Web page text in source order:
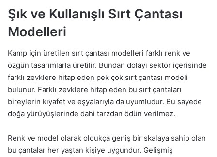
Şık ve Kullanışlı Sırt Çantası
Modelleri
Kamp için üretilen sırt çantası modelleri farklı renk ve
özgün tasarımlarla üretilir. Bundan dolayı sektör içerisinde
farklı zevklere hitap eden pek çok sırt çantası modeli
bulunur. Farklı zevklere hitap eden bu sırt çantaları
bireylerin kıyafet ve eşyalarıyla da uyumludur. Bu sayede
doğa yürüyüşlerinde dahi tarzdan ödün verilmez.
Renk ve model olarak oldukça geniş bir skalaya sahip olan
bu çantalar her yaştan kişiye uygundur. Gelişmiş